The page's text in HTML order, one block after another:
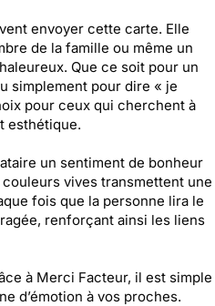
envoyer cette carte. Elle
de la famille ou même un
Que ce soit pour un
simplement pour dire « je
pour ceux qui cherchent à
esthétique.
un sentiment de bonheur
vives transmettent une
fois que la personne lira le
renforçant ainsi les liens
à Merci Facteur, il est simple
d’émotion à vos proches.